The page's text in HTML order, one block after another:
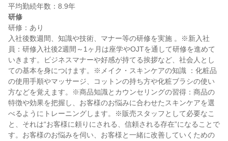
研修
研修：あり
入社後数週間、知識や技術、マナー等の研修を実施 。※新入社
員：研修入社後2週間～1ヶ月は座学やOJTを通して研修を進めて
いきます。ビジネスマナーや好感が持てる挨拶など、社会人とし
ての基本を身につけます。※メイク・スキンケアの知識 ：化粧品
の使用手順やマッサージ、コットンの持ち方や化粧ブラシの使い
方などを覚えます。※商品知識とカウンセリングの習得：商品の
特徴や効果を把握し、お客様のお悩みに合わせたスキンケアを選
べるようにトレーニングします。※販売スタッフとして必要なこ
と、それは“お客様に頼りにされる、信頼される存在”になることで
す。お客様のお悩みを伺い、お客様と一緒に改善していくための